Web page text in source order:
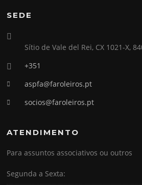
SEDE
Sítio de Vale del Rei, CX 1021-X,
+351
aspfa@faroleiros.pt
socios@faroleiros.pt
ATENDIMENTO
Para assuntos associativos ou outros
Segunda a Sexta: